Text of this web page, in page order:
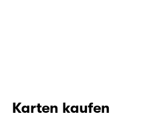
Karten kaufen